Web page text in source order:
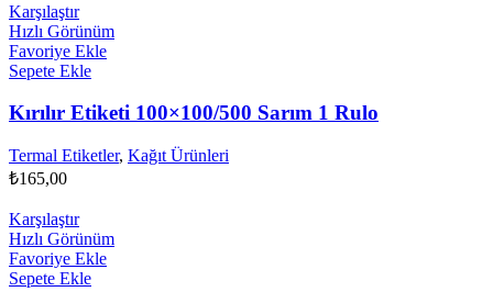
Karşılaştır
Hızlı Görünüm
Favoriye Ekle
Sepete Ekle
Kırılır Etiketi 100×100/500 Sarım 1 Rulo
Termal Etiketler, Kağıt Ürünleri
₺165,00
Karşılaştır
Hızlı Görünüm
Favoriye Ekle
Sepete Ekle